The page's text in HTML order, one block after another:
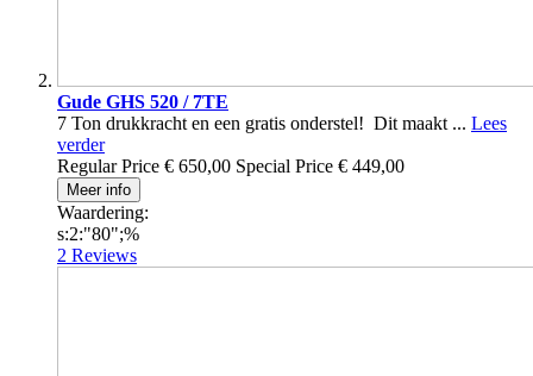
Gude GHS 520 / 7TE
7 Ton drukkracht en een gratis onderstel! Dit maakt ... Lees
verder
Regular Price € 650,00 Special Price € 449,00
Meer info
Waardering:
s:2:"80";%
2 Reviews